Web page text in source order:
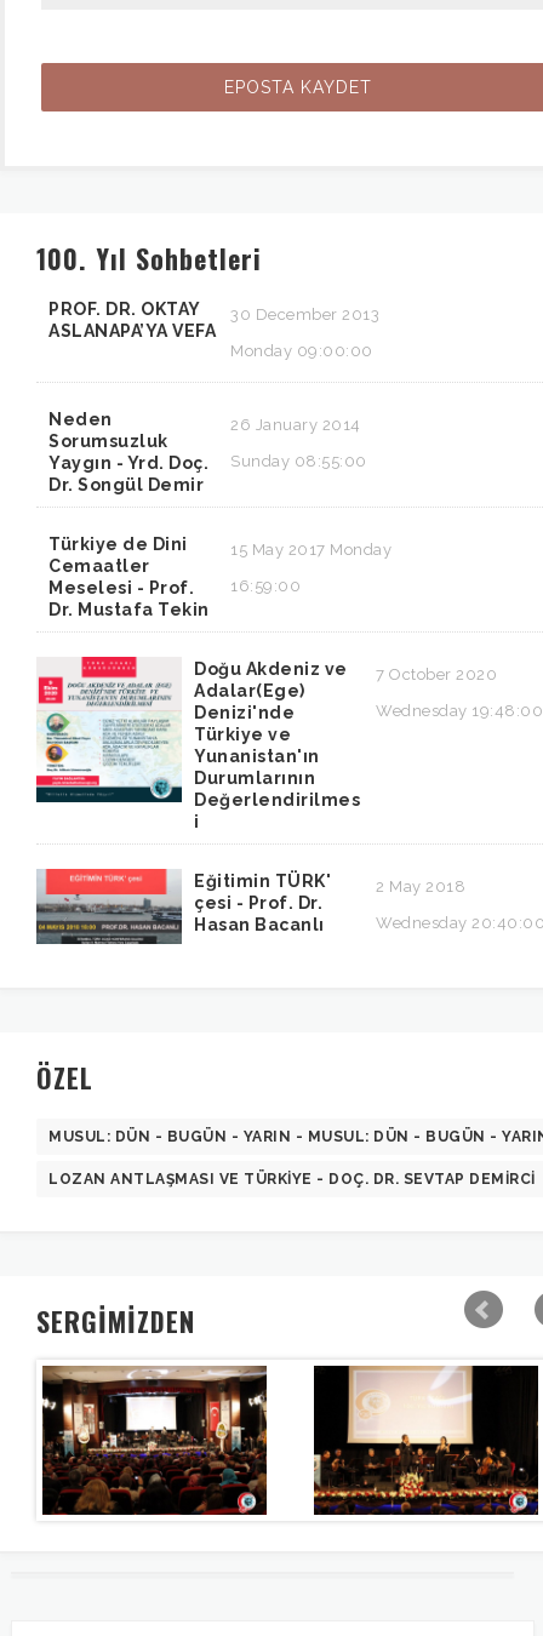
100. Yıl Sohbetleri
PROF. DR. OKTAY
ASLANAPA’YA VEFA
30 December 2013
Monday 09:00:00
Neden
Sorumsuzluk
Yaygın - Yrd. Doç.
Dr. Songül Demir
26 January 2014
Sunday 08:55:00
Türkiye de Dini
Cemaatler
Meselesi - Prof.
Dr. Mustafa Tekin
15 May 2017 Monday
16:59:00
Doğu Akdeniz ve
Adalar(Ege)
Denizi'nde
Türkiye ve
Yunanistan'ın
Durumlarının
Değerlendirilmes
i
7 October 2020
Wednesday 19:48:00
Eğitimin TÜRK'
çesi - Prof. Dr.
Hasan Bacanlı
2 May 2018
Wednesday
ÖZEL
MUSUL: DÜN - BUGÜN - YARIN - MUSUL: DÜN - BUGÜN -
LOZAN ANTLAŞMASI VE TÜRKIYE - DOÇ. DR. SEVTAP DEMIRCI
SERGİMİZDEN